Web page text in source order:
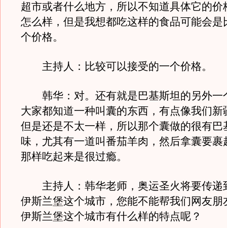
超市或者什么地方，所以不知道具体它的价
怎么样，但是我想都吃这样的食品可能会是
个价格。
主持人：比较可以接受的一个价格。
韩华：对。还有就是巴基斯坦的另外一
大家都知道一种叫囊的东西，有点像我们新
但是还是不太一样，所以那个囊做的很有巴
味，尤其有一道叫番茄羊肉，然后拿囊要裹
那样吃起来是很过瘾。
主持人：韩华老师，奥运圣火将要传递
伊斯兰堡这个城市，您能不能帮我们网友朋
伊斯兰堡这个城市有什么样的特点呢？